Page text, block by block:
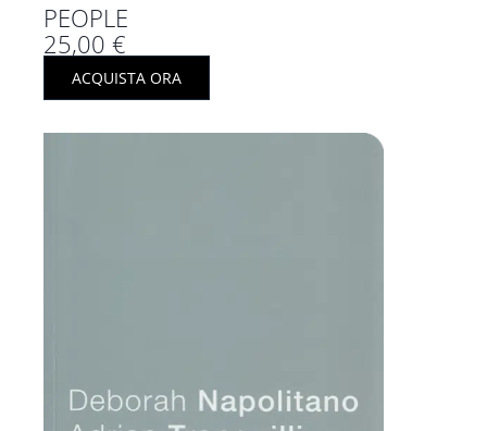
PEOPLE
25,00 €
ACQUISTA ORA